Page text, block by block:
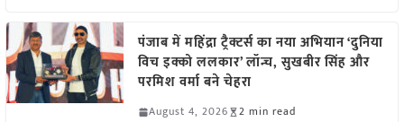
पंजाब में महिंद्रा ट्रैक्टर्स का नया अभियान ‘दुनिया
विच इक्को ललकार’ लॉन्च, सुखबीर सिंह और
परमिश वर्मा बने चेहरा
August 4, 2026 2 min read